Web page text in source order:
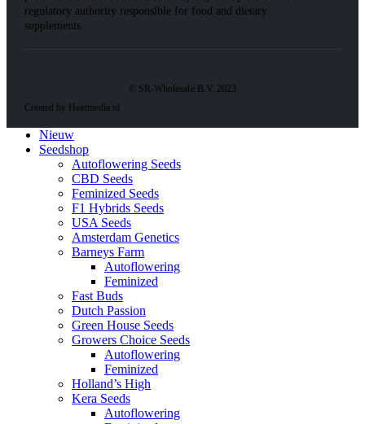
regulatory authority responsible for food and dietary
supplements.
© SR-Wholesale B.V. 2023
Created by Heatmedia.nl
Nieuw
Seedshop
Autoflowering Seeds
CBD Seeds
Feminized Seeds
F1 Hybrids Seeds
USA Seeds
Amsterdam Genetics
Barneys Farm
Autoflowering
Feminized
Fast Buds
Dutch Passion
Green House Seeds
Growers Choice Seeds
Autoflowering
Feminized
Holland’s High
Kera Seeds
Autoflowering